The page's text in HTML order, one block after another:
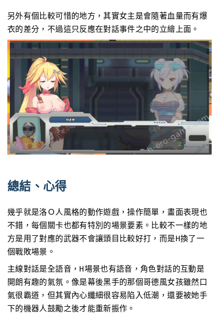
另外有個比較可惜的地方，其實女主是會隨著血量而有爆
衣的差分，不過這只反應在對話事件之中的立繪上面。
總結、心得
幾乎就是洛Ｏ人風格的動作遊戲，操作簡單，畫面表現也
不錯，每個關卡也都有特別的場景要素。比較不一樣的地
方是用了對應的武器不會讓頭目比較好打，而是H換了一
個戰敗場景。
主線對話是全語音，H場景也有語音，角色對話的互動是
開朗有趣的氣氛。像是幕後黑手的那個哥德風女孩雖然口
氣很霸道，但其實內心纖細很容易陷入低潮，還要被她手
下的機器人鼓勵之後才能重新振作。